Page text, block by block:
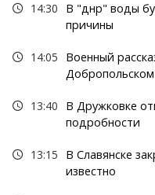
14:30
В "днр" воды
причины
14:05
Военный
13:40
В Дружковке
подробности
13:15
В Славянске
известно